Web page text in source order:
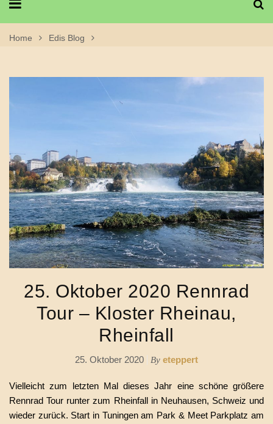
Home
Edis Blog
25. Oktober 2020 Rennrad
Tour – Kloster Rheinau,
Rheinfall
25. Oktober 2020 By eteppert
Vielleicht zum letzten Mal dieses Jahr eine schöne größere
Rennrad Tour runter zum Rheinfall in Neuhausen, Schweiz und
wieder zurück. Start in Tuningen am Park & Meet Parkplatz am